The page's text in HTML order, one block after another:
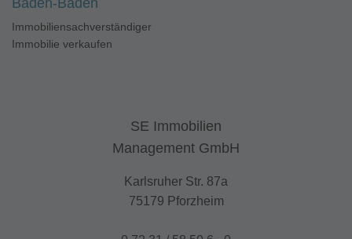
Baden-Baden
Immobiliensachverständiger
Immobilie verkaufen
SE Immobilien
Management GmbH
Karlsruher Str. 87a
75179 Pforzheim